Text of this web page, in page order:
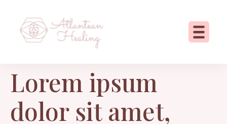
Lorem ipsum
dolor sit amet,